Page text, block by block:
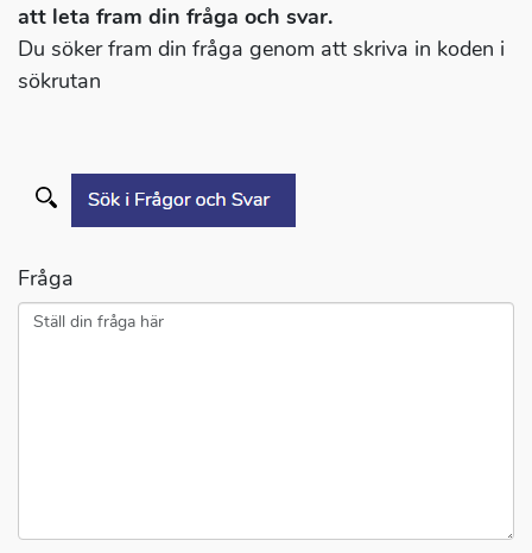
att leta fram din fråga och svar.
Du söker fram din fråga genom att skriva in koden i
sökrutan
Fråga